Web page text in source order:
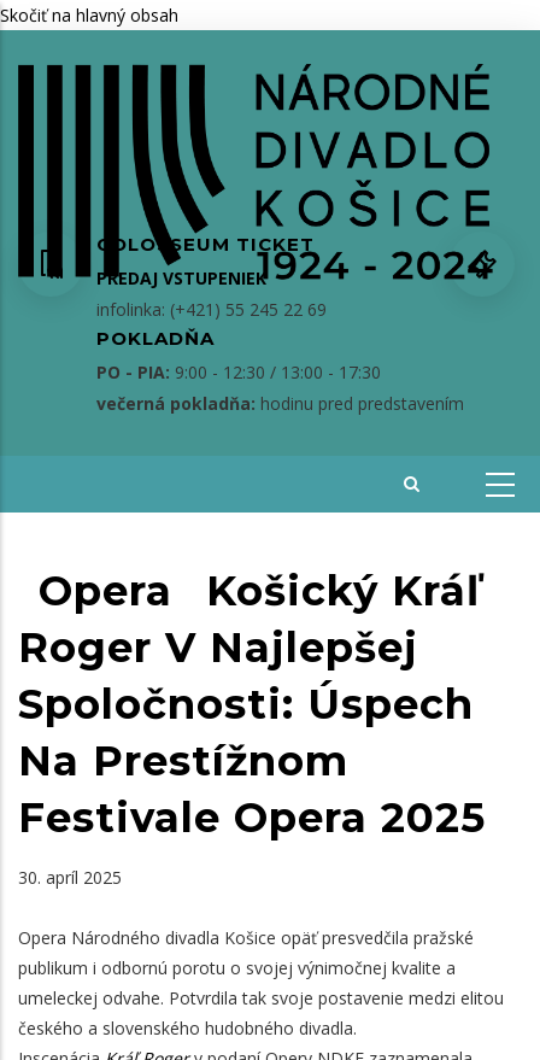
Skočiť na hlavný obsah
COLOSSEUM TICKET
PREDAJ VSTUPENIEK
infolinka: (+421) 55 245 22 69
POKLADŇA
PO - PIA: 9:00 - 12:30 / 13:00 - 17:30
večerná pokladňa: hodinu pred predstavením
Opera
Košický Kráľ
Roger V Najlepšej
Spoločnosti: Úspech
Na Prestížnom
Festivale Opera 2025
30. apríl 2025
Opera Národného divadla Košice opäť presvedčila pražské
publikum i odbornú porotu o svojej výnimočnej kvalite a
umeleckej odvahe. Potvrdila tak svoje postavenie medzi elitou
českého a slovenského hudobného divadla.